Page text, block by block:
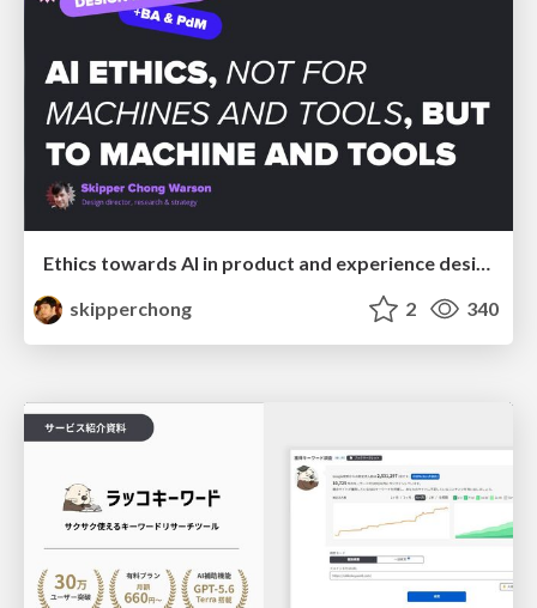
Ethics towards AI in product and experience design
skipperchong
2 340